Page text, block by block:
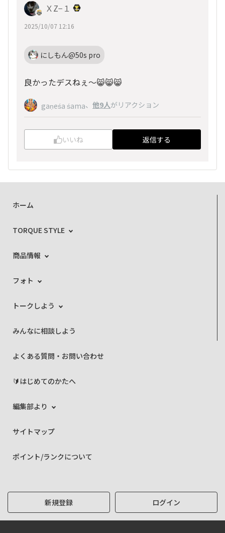
ＸZ−１
2025/10/07 12:16
にしもん@50s pro
良かったデスねぇ～😸😸😸
gaṇeśa śama、 他9人がリアクション
いいね 返信する
ホーム
TORQUE STYLE
商品情報
フォト
トークしよう
みんなに相談しよう
よくある質問・お問い合わせ
🔰はじめてのかたへ
編集部より
サイトマップ
ポイント/ランクについて
新規登録 ログイン